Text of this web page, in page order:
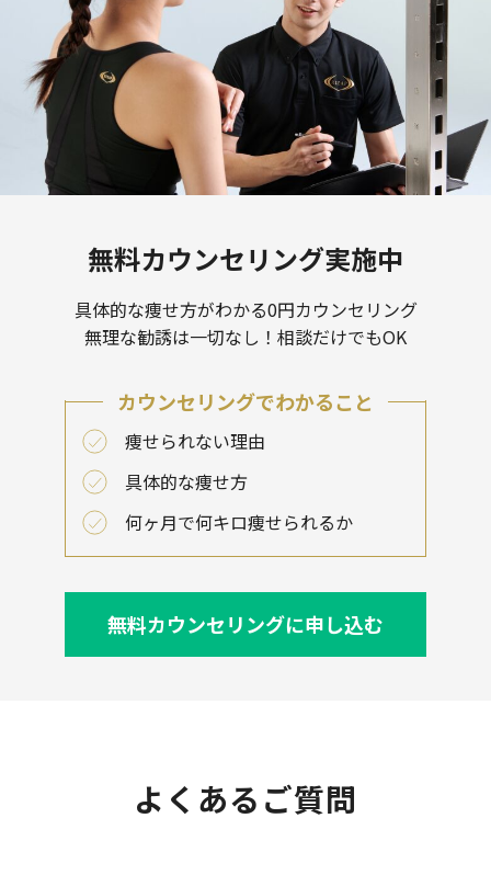
無料カウンセリング実施中
具体的な痩せ方がわかる0円カウンセリング
無理な勧誘は一切なし！相談だけでもOK
カウンセリングでわかること
痩せられない理由
具体的な痩せ方
何ヶ月で何キロ痩せられるか
無料カウンセリングに申し込む
よくあるご質問